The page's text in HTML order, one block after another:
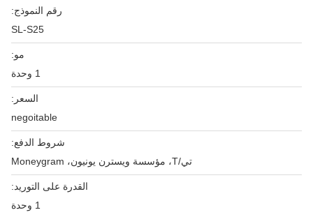
رقم النموذج:
SL-S25
مو:
السعر:
negoitable
شروط الدفع:
تي/T، مؤسسة ويسترن يونيون، Moneygram
القدرة على التوريد: